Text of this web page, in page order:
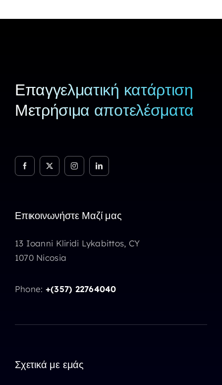
Επαγγελματική κατάρτιση
Μετρήσιμα αποτελέσματα
Επικοινωνήστε Μαζί μας
13 Ioanni Kliridi Lykabittos, CY
1070 Nicosia
Phone: +(357) 22764040
Σχετικά με εμάς